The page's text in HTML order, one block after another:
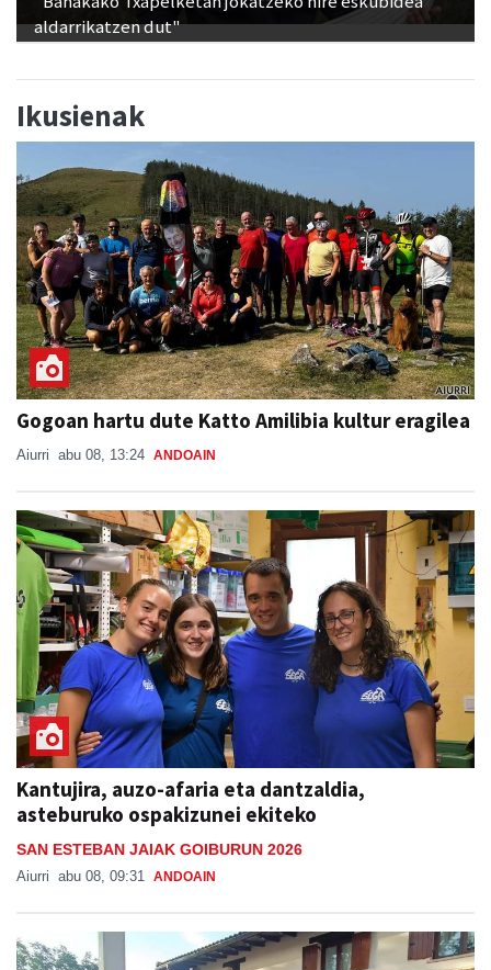
aldarrikatzen dut"
Ikusienak
Gogoan hartu dute Katto Amilibia kultur eragilea
Aiurri abu 08, 13:24 ANDOAIN
Kantujira, auzo-afaria eta dantzaldia,
asteburuko ospakizunei ekiteko
SAN ESTEBAN JAIAK GOIBURUN 2026
Aiurri abu 08, 09:31 ANDOAIN